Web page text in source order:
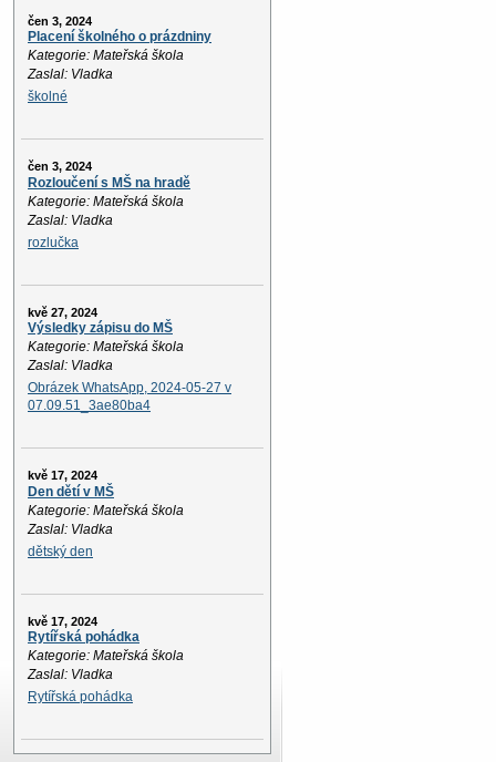
čen 3, 2024
Placení školného o prázdniny
Kategorie: Mateřská škola
Zaslal: Vladka
školné
čen 3, 2024
Rozloučení s MŠ na hradě
Kategorie: Mateřská škola
Zaslal: Vladka
rozlučka
kvě 27, 2024
Výsledky zápisu do MŠ
Kategorie: Mateřská škola
Zaslal: Vladka
Obrázek WhatsApp, 2024-05-27 v
07.09.51_3ae80ba4
kvě 17, 2024
Den dětí v MŠ
Kategorie: Mateřská škola
Zaslal: Vladka
dětský den
kvě 17, 2024
Rytířská pohádka
Kategorie: Mateřská škola
Zaslal: Vladka
Rytířská pohádka